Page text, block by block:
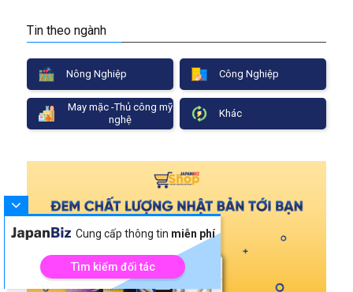
Tin theo ngành
Nông Nghiệp Công Nghiệp
May mặc -Thủ công mỹ
nghệ
Khác
Cung cấp thông tin miễn phí
Tìm kiếm đối tác